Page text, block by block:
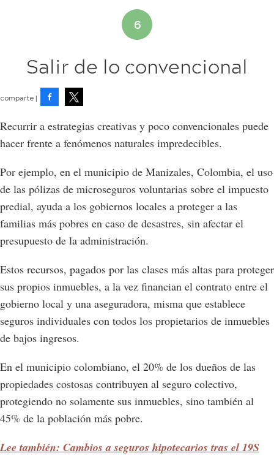
Salir de lo convencional
Recurrir a estrategias creativas y poco convencionales puede
hacer frente a fenómenos naturales impredecibles.
Por ejemplo, en el municipio de Manizales, Colombia, el uso
de las pólizas de microseguros voluntarias sobre el impuesto
predial, ayuda a los gobiernos locales a proteger a las
familias más pobres en caso de desastres, sin afectar el
presupuesto de la administración.
Estos recursos, pagados por las clases más altas para proteger
sus propios inmuebles, a la vez financian el contrato entre el
gobierno local y una aseguradora, misma que establece
seguros individuales con todos los propietarios de inmuebles
de bajos ingresos.
En el municipio colombiano, el 20% de los dueños de las
propiedades costosas contribuyen al seguro colectivo,
protegiendo no solamente sus inmuebles, sino también al
45% de la población más pobre.
Lee también: Cambios a seguros hipotecarios tras el 19S